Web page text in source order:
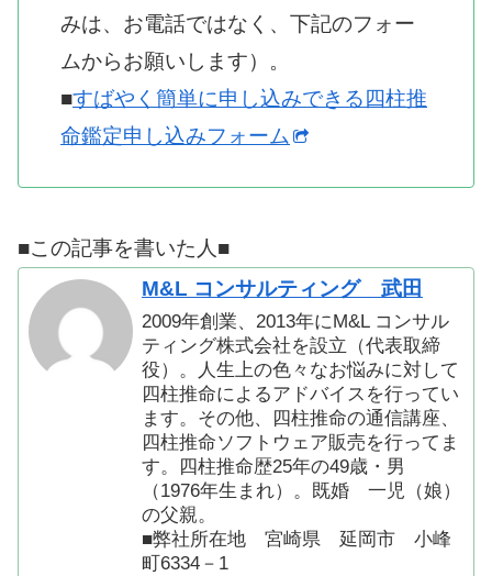
みは、お電話ではなく、下記のフォー
ムからお願いします）。
■すばやく簡単に申し込みできる四柱推
命鑑定申し込みフォーム
■この記事を書いた人■
M&L コンサルティング 武田
2009年創業、2013年にM&L コンサル
ティング株式会社を設立（代表取締
役）。人生上の色々なお悩みに対して
四柱推命によるアドバイスを行ってい
ます。その他、四柱推命の通信講座、
四柱推命ソフトウェア販売を行ってま
す。四柱推命歴25年の49歳・男
（1976年生まれ）。既婚 一児（娘）
の父親。
■弊社所在地 宮崎県 延岡市 小峰
町6334－1